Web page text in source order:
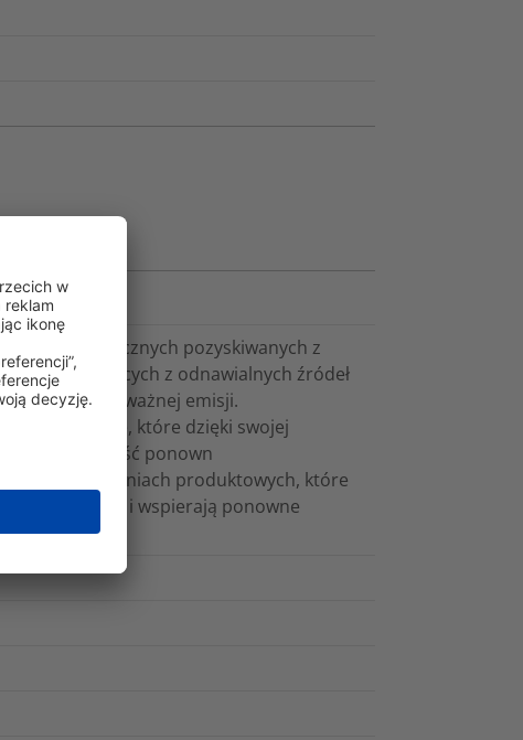
tworzyw sztucznych pozyskiwanych z
pochodzących z odnawialnych źródeł
równoważnej emisji.
produktowe, które dzięki swojej
możliwość ponown
na rozwiązaniach produktowych, które
trwałość i wspierają ponowne